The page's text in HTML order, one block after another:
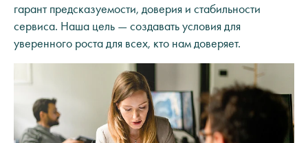
гарант предсказуемости, доверия и стабильности
сервиса. Наша цель — создавать условия для
уверенного роста для всех, кто нам доверяет.